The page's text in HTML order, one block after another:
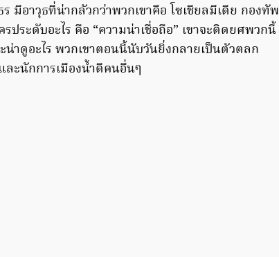
อาวุธที่น่ากลัวกว่าพวกเขาคือ โซเชียลมีเดีย กองทัพ
ระดับอะไร คือ “ความน่าเชื่อถือ” เขาจะติดยศพวกนี้
น่าดูอะไร พวกเขาตอนนี้นับวันยิ่งกลายเป็นตัวตลก
ะนักการเมืองน้ำดีคนอื่นๆ